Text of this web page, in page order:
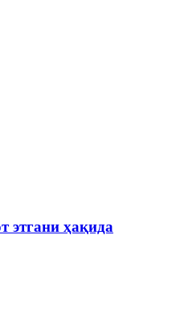
этгани ҳақида